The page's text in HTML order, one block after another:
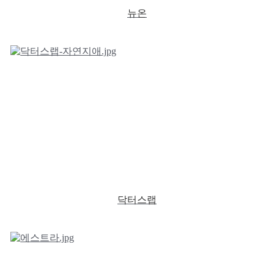
뉴온
닥터스랩